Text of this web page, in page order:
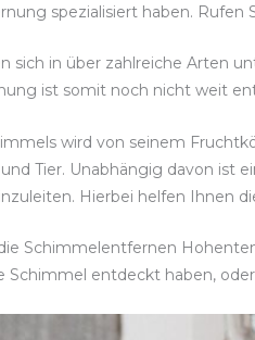
spezialisiert haben. Rufen
sich in über zahlreiche Arten
ist somit noch nicht weit
wird von seinem
Tier. Unabhängig davon
Hierbei helfen Ihnen
Schimmelentfernen
Schimmel entdeckt haben,